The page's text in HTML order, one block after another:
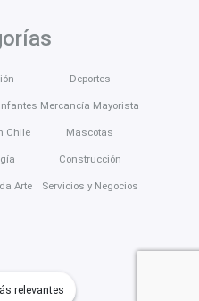
relevantes
Chile
Arte
Deportes
Mercancía Mayorista
Mascotas
Construcción
Servicios y Negocios